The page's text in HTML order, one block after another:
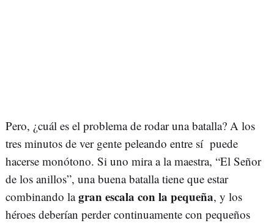
Pero, ¿cuál es el problema de rodar una batalla? A los
tres minutos de ver gente peleando entre sí puede
hacerse monótono. Si uno mira a la maestra, “El Señor
de los anillos”, una buena batalla tiene que estar
combinando lagran escala con la pequeña, y los
héroes deberían perder continuamente con pequeños